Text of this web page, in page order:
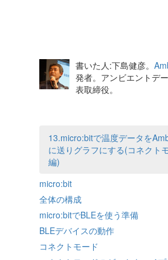
書いた人:下島健彦。
発者。アンビエントデ
表取締役。
13.micro:bitで温度データを
に送りグラフにする(コネクト
編)
micro:bit
全体の構成
micro:bitでBLEを使う準備
BLEデバイスの動作
コネクトモード